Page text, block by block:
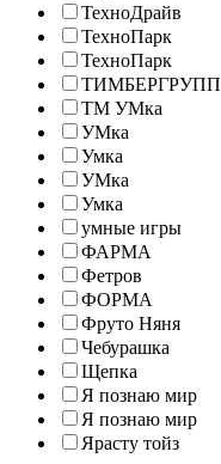
ТехноДрайв
ТехноПарк
ТехноПарк
ТИМБЕРГРУПП
ТМ УМка
УМка
Умка
УМка
Умка
умные игры
ФАРМА
Фетров
ФОРМА
Фруто Няня
Чебурашка
Щепка
Я познаю мир
Я познаю мир
Ярасту тойз